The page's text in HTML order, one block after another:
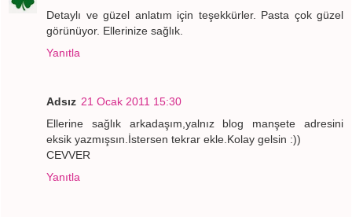
Detaylı ve güzel anlatım için teşekkürler. Pasta çok güzel
görünüyor. Ellerinize sağlık.
Yanıtla
Adsız 21 Ocak 2011 15:30
Ellerine sağlık arkadaşım,yalnız blog manşete adresini
eksik yazmışsın.İstersen tekrar ekle.Kolay gelsin :))
CEVVER
Yanıtla